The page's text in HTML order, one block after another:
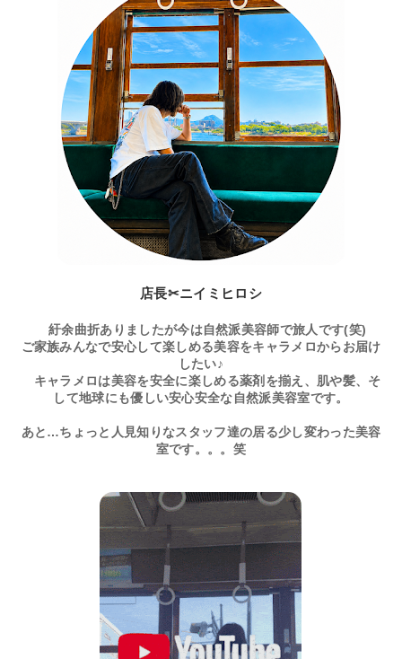
店長✂ニイミヒロシ
紆余曲折ありましたが今は自然派美容師で旅人です(笑)
ご家族みんなで安心して楽しめる美容をキャラメロからお届け
したい♪
キャラメロは美容を安全に楽しめる薬剤を揃え、肌や髪、そ
して地球にも優しい安心安全な自然派美容室です。
あと…ちょっと人見知りなスタッフ達の居る少し変わった美容
室です。。。笑